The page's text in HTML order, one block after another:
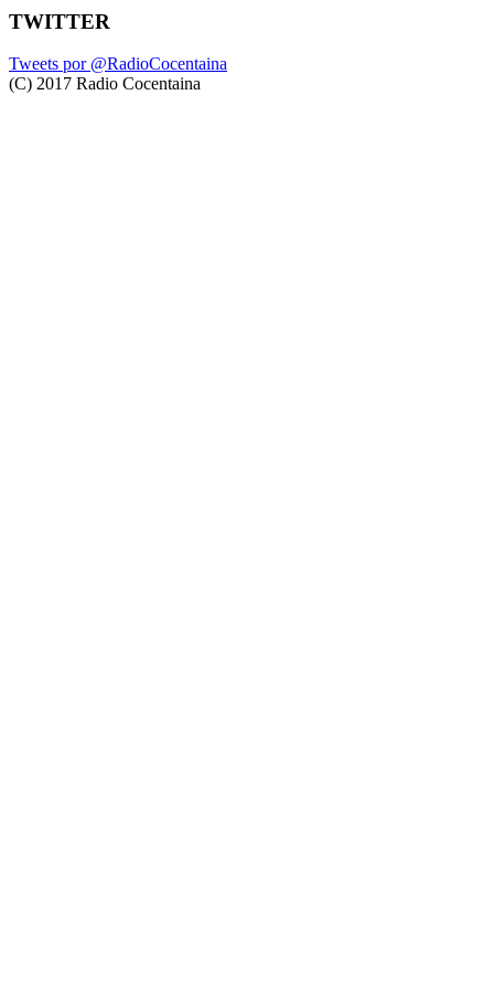
TWITTER
Tweets por @RadioCocentaina
(C) 2017 Radio Cocentaina